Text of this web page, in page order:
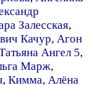
Залесская,
Качур, Агон
Ангел 5,
Марж,
, Кимма, Алёна